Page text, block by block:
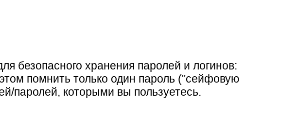
безопасного хранения паролей и логинов:
помнить только один пароль ("сейфовую
паролей, которыми вы пользуетесь.